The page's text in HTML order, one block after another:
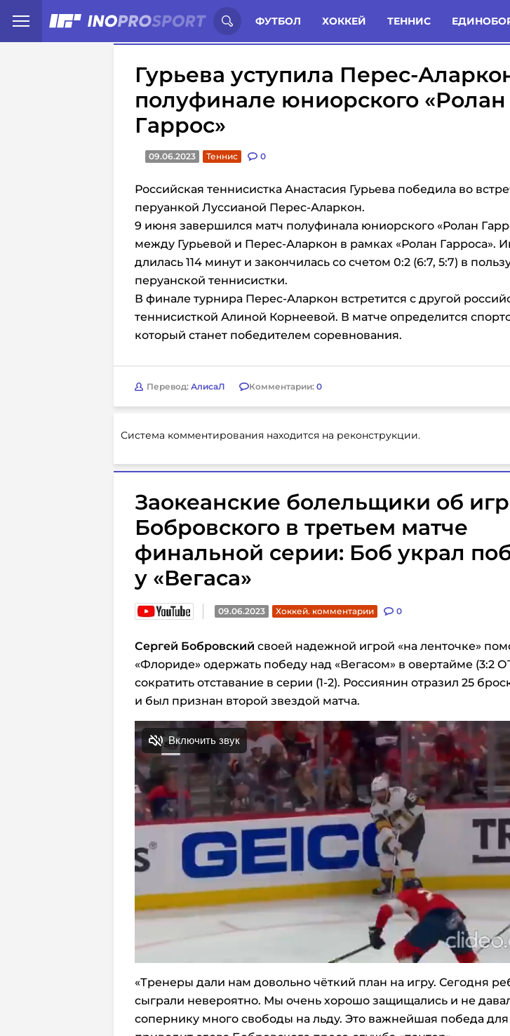
ФУТБОЛ ХОККЕЙ ТЕННИС
Иностранцы о спорте России: Статьи Комменты Новости
Гурьева уступила Перес-
полуфинале юниорского «Ролан
Гаррос»
09.06.2023 Теннис 0
Российская теннисистка Анастасия Гурьева победила во
перуанкой Луссианой Перес-Аларкон.
9 июня завершился матч полуфинала юниорского «Ролан
между Гурьевой и Перес-Аларкон в рамках «Ролан Гарроса».
длилась 114 минут и закончилась со счетом 0:2 (6:7, 5:7) в
перуанской теннисистки.
В финале турнира Перес-Аларкон встретится с другой
теннисисткой Алиной Корнеевой. В матче определится
который станет победителем соревнования.
Перевод: АлисаЛ Комментарии: 0
Система комментирования находится на реконструкции.
Заокеанские болельщики об
Бобровского в третьем матче
финальной серии: Боб украл
у «Вегаса»
09.06.2023 Хоккей. комментарии 0
Сергей Бобровский своей надежной игрой «на ленточке»
«Флориде» одержать победу над «Вегасом» в овертайме (3:2
сократить отставание в серии (1-2). Россиянин отразил 25
и был признан второй звездой матча.
«Тренеры дали нам довольно чёткий план на игру. Сегодня
сыграли невероятно. Мы очень хорошо защищались и не
сопернику много свободы на льду. Это важнейшая победа